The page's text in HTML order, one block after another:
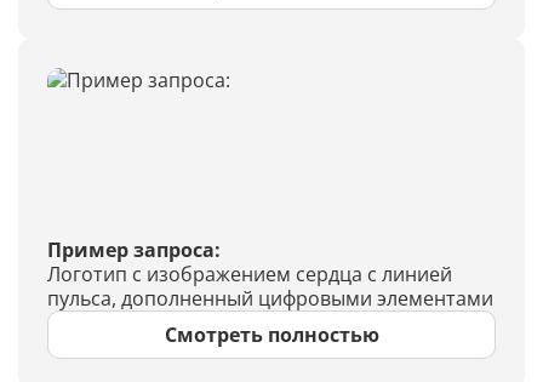
Пример запроса:
Логотип с изображением сердца с линией
пульса, дополненный цифровыми элементами
Смотреть полностью